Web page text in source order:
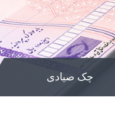
چک صیادی